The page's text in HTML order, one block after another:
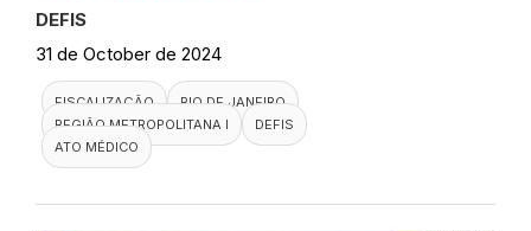
DEFIS
31 de October de 2024
FISCALIZAÇÃO
RIO DE JANEIRO
REGIÃO METROPOLITANA I
DEFIS
ATO MÉDICO